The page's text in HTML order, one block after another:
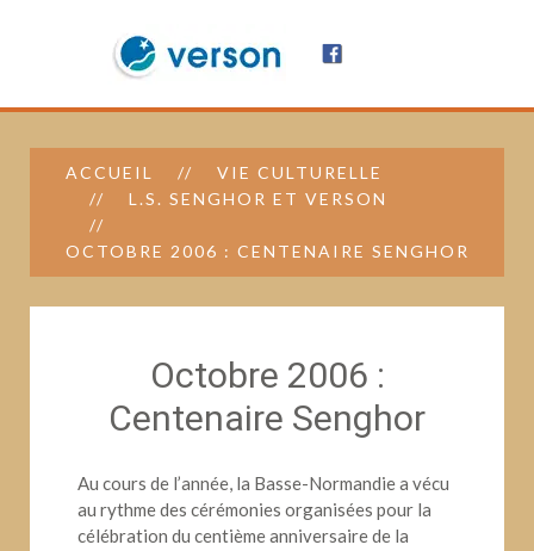
ACCUEIL
VIE CULTURELLE
L.S. SENGHOR ET VERSON
OCTOBRE 2006 : CENTENAIRE SENGHOR
Octobre 2006 :
Centenaire Senghor
Au cours de l’année, la Basse-Normandie a vécu
au rythme des cérémonies organisées pour la
célébration du centième anniversaire de la